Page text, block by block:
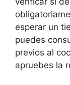
esperar un
puedes
previos al
apruebes la